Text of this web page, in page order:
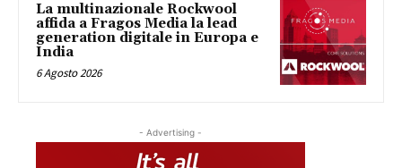
La multinazionale Rockwool
affida a Fragos Media la lead
generation digitale in Europa e
India
6 Agosto 2026
- Advertising -